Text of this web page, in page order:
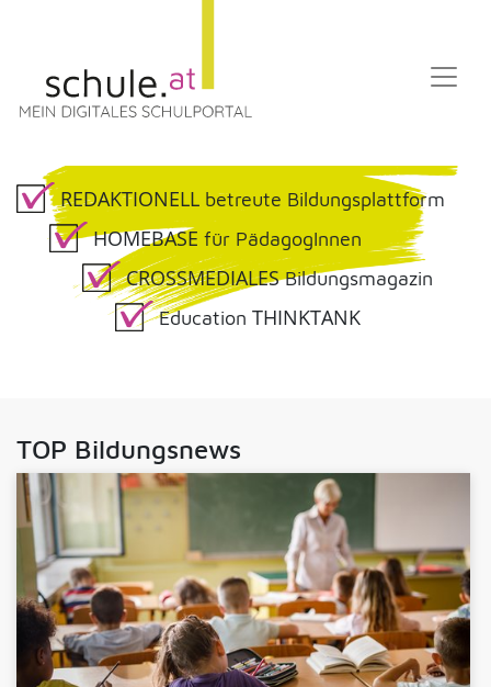
REDAKTIONELL betreute Bildungsplattform
HOMEBASE für PädagogInnen
CROSSMEDIALESBildungsmagazin
Education THINKTANK
TOP Bildungsnews